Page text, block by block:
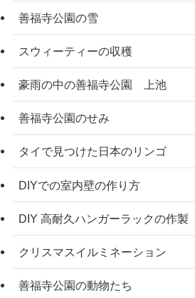
善福寺公園の雪
スウィーティーの収穫
豪雨の中の善福寺公園 上池
善福寺公園のせみ
タイで見つけた日本のリンゴ
DIYでの室内壁の作り方
DIY 高耐久ハンガーラックの作製
クリスマスイルミネーション
善福寺公園の動物たち